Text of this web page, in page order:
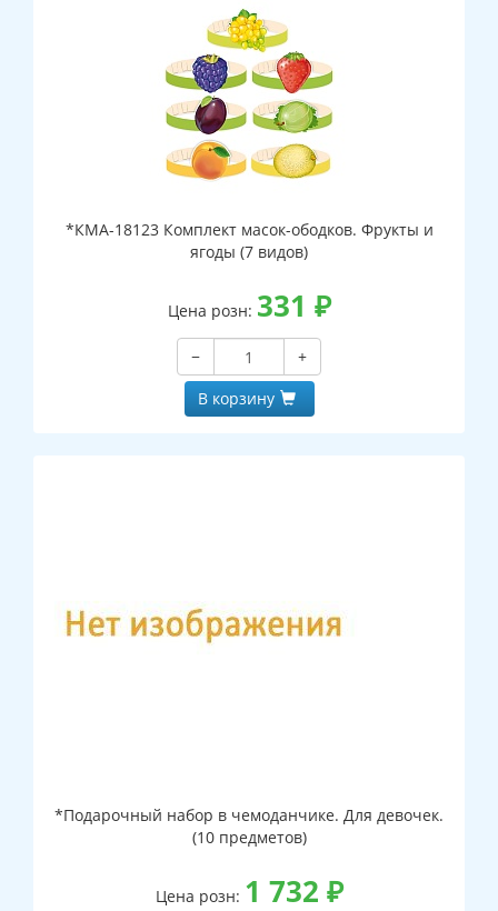
*КМА-18123 Комплект масок-ободков. Фрукты и
ягоды (7 видов)
Цена розн: 331 ₽
−
+
В корзину
*Подарочный набор в чемоданчике. Для девочек.
(10 предметов)
Цена розн: 1 732 ₽